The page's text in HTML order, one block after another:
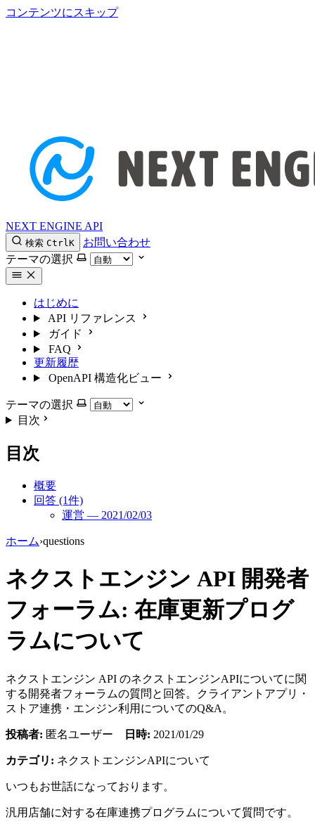
コンテンツにスキップ
NEXT ENGINE API
検索 CtrlK
お問い合わせ
テーマの選択
はじめに
API リファレンス
ガイド
FAQ
更新履歴
OpenAPI 構造化ビュー
テーマの選択
目次
目次
概要
回答 (1件)
運営 — 2021/02/03
ホーム›questions
ネクストエンジン API 開発者
フォーラム: 在庫更新プログ
ラムについて
ネクストエンジン API のネクストエンジンAPIについてに関
する開発者フォーラムの質問と回答。クライアントアプリ・
ストア連携・エンジン利用についてのQ&A。
投稿者: 匿名ユーザー 日時: 2021/01/29
カテゴリ: ネクストエンジンAPIについて
いつもお世話になっております。
汎用店舗に対する在庫連携プログラムについて質問です。